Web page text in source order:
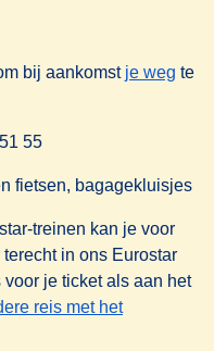
bij aankomst je weg te
55
fietsen, bagagekluisjes
treinen kan je voor
in ons Eurostar
je ticket als aan het
reis met het